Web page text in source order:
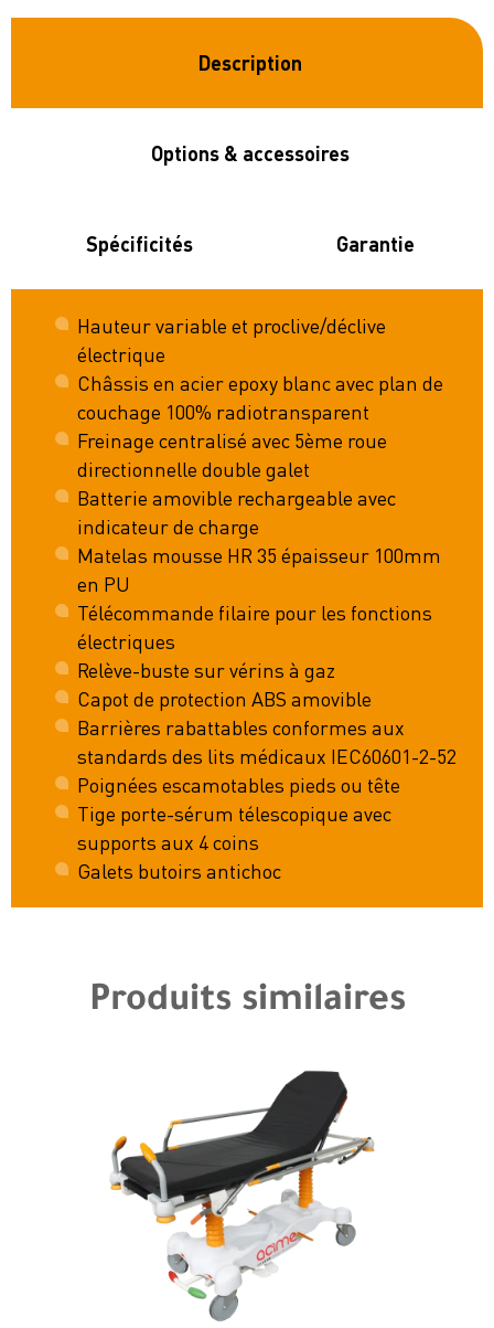
Description
Options & accessoires
Spécificités Garantie
Hauteur variable et proclive/déclive
électrique
Châssis en acier epoxy blanc avec plan de
couchage 100% radiotransparent
Freinage centralisé avec 5ème roue
directionnelle double galet
Batterie amovible rechargeable avec
indicateur de charge
Matelas mousse HR 35 épaisseur 100mm
en PU
Télécommande filaire pour les fonctions
électriques
Relève-buste sur vérins à gaz
Capot de protection ABS amovible
Barrières rabattables conformes aux
standards des lits médicaux IEC60601-2-52
Poignées escamotables pieds ou tête
Tige porte-sérum télescopique avec
supports aux 4 coins
Galets butoirs antichoc
Produits similaires